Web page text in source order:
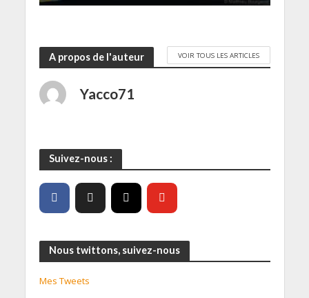
A propos de l'auteur VOIR TOUS LES ARTICLES
Yacco71
Suivez-nous :
Nous twittons, suivez-nous
Mes Tweets